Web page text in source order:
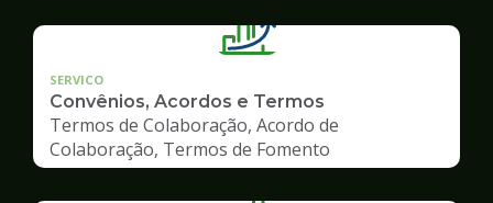
SERVICO
Convênios, Acordos e Termos
Termos de Colaboração, Acordo de
Colaboração, Termos de Fomento